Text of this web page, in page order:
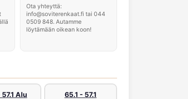
Ota yhteyttä:
info@soviterenkaat.fi tai 044
0509 848. Autamme
löytämään oikean koon!
Alu 65.1 - 57.1